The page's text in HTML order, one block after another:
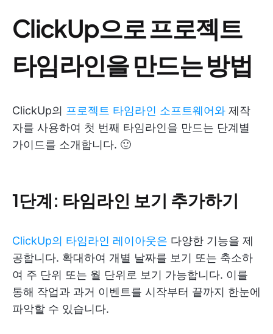
ClickUp으로 프로젝트
타임라인을 만드는 방법
ClickUp의 프로젝트 타임라인 소프트웨어와 제작
자를 사용하여 첫 번째 타임라인을 만드는 단계별
가이드를 소개합니다. 🙂
1단계: 타임라인 보기 추가하기
ClickUp의 타임라인 레이아웃은 다양한 기능을 제
공합니다. 확대하여 개별 날짜를 보기 또는 축소하
여 주 단위 또는 월 단위로 보기 가능합니다. 이를
통해 작업과 과거 이벤트를 시작부터 끝까지 한눈에
파악할 수 있습니다.